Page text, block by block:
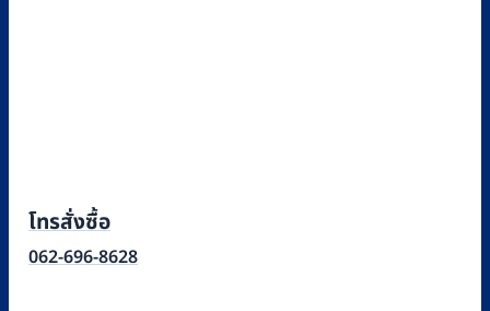
โทรสั่งซื้อ
062-696-8628